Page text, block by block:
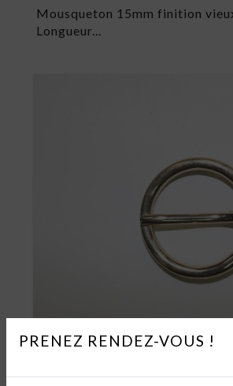
PRENEZ RENDEZ-VOUS !
Mousqueton 15mm finition
Longueur...